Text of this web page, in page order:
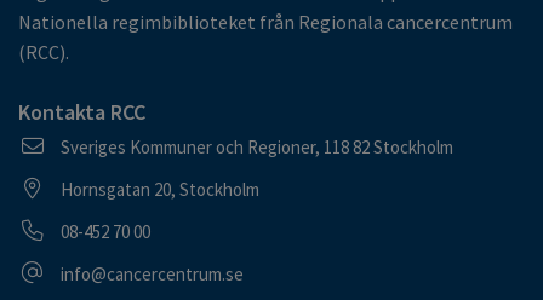
Nationella regimbiblioteket från Regionala cancercentrum
(RCC).
Kontakta RCC
Postadress
Sveriges Kommuner och Regioner, 118 82 Stockholm
Besöksadress
Hornsgatan 20, Stockholm
Telefonnummer
08-452 70 00
E-postadress
info@cancercentrum.se